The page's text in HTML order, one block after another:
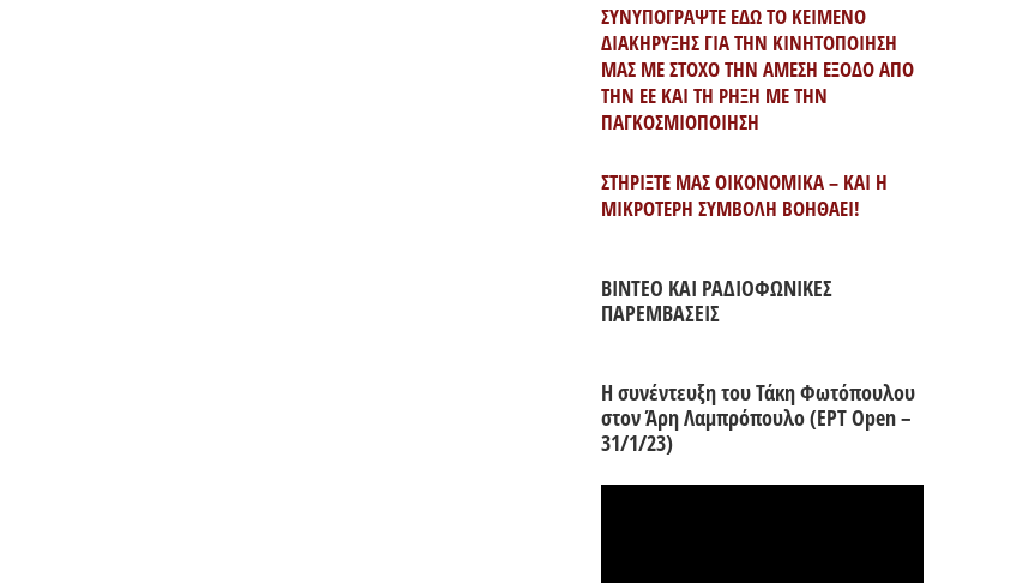
ΣΥΝΥΠΟΓΡΑΨΤΕ ΕΔΩ ΤΟ ΚΕΙΜΕΝΟ
ΔΙΑΚΗΡΥΞΗΣ ΓΙΑ ΤΗΝ ΚΙΝΗΤΟΠΟΙΗΣΗ
ΜΑΣ ΜΕ ΣΤΟΧΟ ΤΗΝ ΑΜΕΣΗ ΕΞΟΔΟ ΑΠΟ
ΤΗΝ ΕΕ ΚΑΙ ΤΗ ΡΗΞΗ ΜΕ ΤΗΝ
ΠΑΓΚΟΣΜΙΟΠΟΙΗΣΗ
ΣΤΗΡΙΞΤΕ ΜΑΣ ΟΙΚΟΝΟΜΙΚΑ – ΚΑΙ Η
ΜΙΚΡΟΤΕΡΗ ΣΥΜΒΟΛΗ ΒΟΗΘΑΕΙ!
ΒΙΝΤΕΟ ΚΑΙ ΡΑΔΙΟΦΩΝΙΚΕΣ
ΠΑΡΕΜΒΑΣΕΙΣ
Η συνέντευξη του Τάκη Φωτόπουλου
στον Άρη Λαμπρόπουλο (ΕΡΤ Open –
31/1/23)